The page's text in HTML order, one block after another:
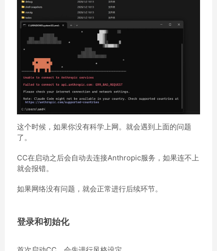
这个时候，如果你没有科学上网。就会遇到上面的问题
了。
CC在启动之后会自动去连接Anthropic服务，如果连不上
就会报错。
如果网络没有问题，就会正常进行后续环节。
登录和初始化